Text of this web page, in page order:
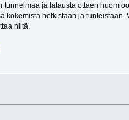
ja latausta ottaen
hetkistään ja
niitä.